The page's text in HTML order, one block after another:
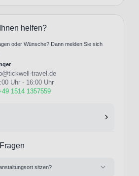
helfen?
oder Wünsche? Dann melden Sie sich
travel.de
Uhr - 16:00 Uhr
1514 1357559
sitzen?